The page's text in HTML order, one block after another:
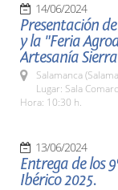
14/06/2024
Presentación
y la "Feria
Artesanía
Salamanca
Lugar: Sala
Hora: 10:30 h.
13/06/2024
Entrega de los
Ibérico 2025.